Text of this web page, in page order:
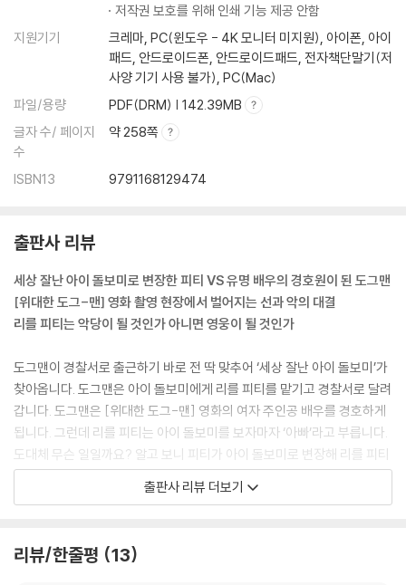
저작권 보호를 위해 인쇄 기능 제공 안함
지원기기
크레마, PC(윈도우 - 4K 모니터 미지원), 아이폰, 아이
패드, 안드로이드폰, 안드로이드패드, 전자책단말기(저
사양 기기 사용 불가), PC(Mac)
파일/용량
PDF(DRM) | 142.39MB
글자 수/ 페이지
수
약 258쪽
ISBN13 9791168129474
출판사 리뷰
세상 잘난 아이 돌보미로 변장한 피티 VS 유명 배우의 경호원이 된 도그맨
[위대한 도그-맨] 영화 촬영 현장에서 벌어지는 선과 악의 대결
리를 피티는 악당이 될 것인가 아니면 영웅이 될 것인가
도그맨이 경찰서로 출근하기 바로 전 딱 맞추어 ‘세상 잘난 아이 돌보미’가
찾아옵니다. 도그맨은 아이 돌보미에게 리를 피티를 맡기고 경찰서로 달려
갑니다. 도그맨은 [위대한 도그-맨] 영화의 여자 주인공 배우를 경호하게
됩니다. 그런데 리를 피티는 아이 돌보미를 보자마자 ‘아빠’라고 부릅니다.
도대체 무슨 일일까요? 알고 보니 피티가 아이 돌보미로 변장해 리를 피티
를 찾아온 것입니다. 피티는 리를 피티가 자신과 똑 닮은 악당이 되길 기대
했는데, 리를 피티는 엄청난 힘을 가진 로봇 ‘애디에칭디’의 무기를 다 떼어
피티는 리를 피티의 나쁜 본성을 끄집어 내기 위해 [위대한 도그-맨] 영화
출판사 리뷰 더보기
리뷰/한줄평 13